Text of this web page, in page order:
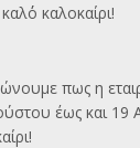
καλοκαίρι!
πως η
έως και 19